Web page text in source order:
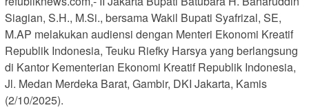
Siagian, S.H., M.Si., bersama Wakil Bupati Syafrizal, SE,
M.AP melakukan audiensi dengan Menteri Ekonomi Kreatif
Republik Indonesia, Teuku Riefky Harsya yang berlangsung
di Kantor Kementerian Ekonomi Kreatif Republik Indonesia,
Jl. Medan Merdeka Barat, Gambir, DKI Jakarta, Kamis
(2/10/2025).